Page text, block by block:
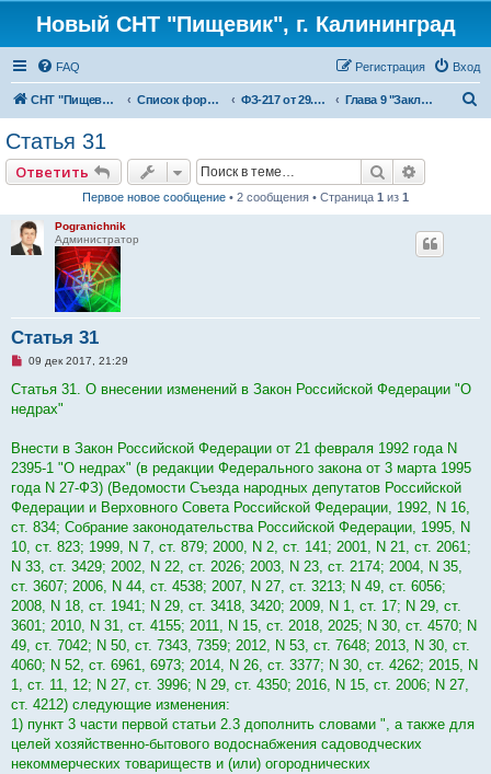
Новый СНТ "Пищевик", г. Калининград
FAQ Вход
Регистрация
СНТ "Пищевик" - возвращение на Главную страницу Список форумов ФЗ-217 от 29.07.2017 г. "О ведении гражданами садоводства для собственных нужд и о внесении изменений в отдельные законодательные акты Российской Федерации" Глава 9 "Заключительные положения"
Статья 31
Ответить Поиск
Первое новое сообщение • 2 сообщения • Страница 1 из 1
Pogranichnik
Администратор
Статья 31
Н
п
о
т
а
н
о
е
с
о
о
б
щ
н
и
09 дек 2017, 21:29
Статья 31. О внесении изменений в Закон Российской Федерации "О
недрах"
Внести в Закон Российской Федерации от 21 февраля 1992 года N
2395-1 "О недрах" (в редакции Федерального закона от 3 марта 1995
года N 27-ФЗ) (Ведомости Съезда народных депутатов Российской
Федерации и Верховного Совета Российской Федерации, 1992, N 16,
ст. 834; Собрание законодательства Российской Федерации, 1995, N
10, ст. 823; 1999, N 7, ст. 879; 2000, N 2, ст. 141; 2001, N 21, ст. 2061;
N 33, ст. 3429; 2002, N 22, ст. 2026; 2003, N 23, ст. 2174; 2004, N 35,
ст. 3607; 2006, N 44, ст. 4538; 2007, N 27, ст. 3213; N 49, ст. 6056;
2008, N 18, ст. 1941; N 29, ст. 3418, 3420; 2009, N 1, ст. 17; N 29, ст.
3601; 2010, N 31, ст. 4155; 2011, N 15, ст. 2018, 2025; N 30, ст. 4570; N
49, ст. 7042; N 50, ст. 7343, 7359; 2012, N 53, ст. 7648; 2013, N 30, ст.
4060; N 52, ст. 6961, 6973; 2014, N 26, ст. 3377; N 30, ст. 4262; 2015, N
1, ст. 11, 12; N 27, ст. 3996; N 29, ст. 4350; 2016, N 15, ст. 2006; N 27,
ст. 4212) следующие изменения:
1) пункт 3 части первой статьи 2.3 дополнить словами ", а также для
целей хозяйственно-бытового водоснабжения садоводческих
некоммерческих товариществ и (или) огороднических